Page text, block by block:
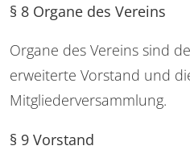
§ 8 Organe des Vereins
Organe des Vereins sind
erweiterte Vorstand und
Mitgliederversammlung.
§ 9 Vorstand